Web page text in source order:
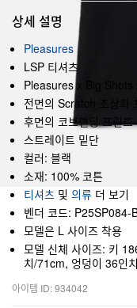
상세 설명
Pleasures
LSP 티셔츠
Pleasures x Big Shots
전면의 Scratch 초상화
후면의 코브랜딩 프린트
스트레이트 밑단
컬러: 블랙
소재: 100% 코튼
티셔츠 및 의류 더 보기
벤더 코드: P25SP084-
모델은 L 사이즈 착용
모델 신체 사이즈: 키
치/71cm, 엉덩이 36인
아이템 ID: 934042